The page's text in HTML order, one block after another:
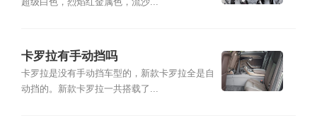
超级白色，烈焰红金属色，流沙...
卡罗拉有手动挡吗
卡罗拉是没有手动挡车型的，新款卡罗拉全是自
动挡的。新款卡罗拉一共搭载了...